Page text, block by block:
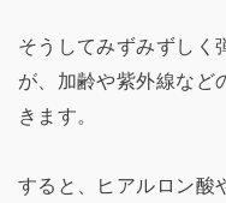
そうしてみずみずしく
が、加齢や紫外線など
きます。
すると、ヒアルロン酸